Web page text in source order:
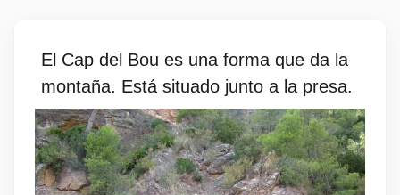
El Cap del Bou es una forma que da la
montaña. Está situado junto a la presa.